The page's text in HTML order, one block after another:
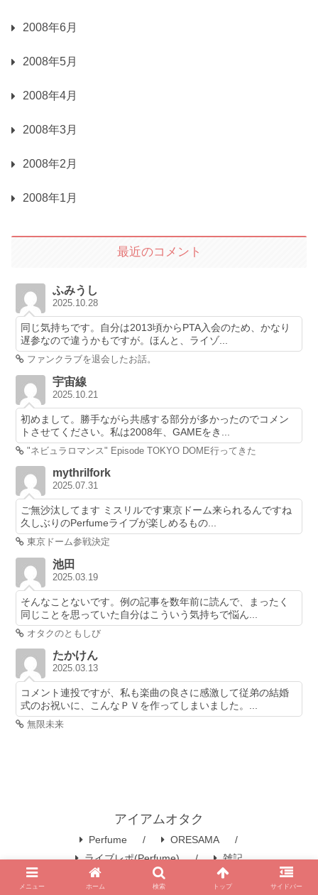
2008年6月
2008年5月
2008年4月
2008年3月
2008年2月
2008年1月
最近のコメント
ふみうし
2025.10.28
同じ気持ちです。自分は2013頃からPTA入会のため、かなり
遅参なので違うかもですが。ほんと、ライゾ...
ファンクラブを退会したお話。
宇宙線
2025.10.21
初めまして。勝手ながら共感する部分が多かったのでコメン
トさせてください。私は2008年、GAMEをき...
"ネビュラロマンス" Episode TOKYO DOME行ってきた
mythrilfork
2025.07.31
ご無沙汰してます ミスリルです東京ドーム来られるんですね
久しぶりのPerfumeライブが楽しめるもの...
東京ドーム参戦決定
池田
2025.03.19
そんなことないです。例の記事を数年前に読んで、まったく
同じことを思っていた自分はこういう気持ちで悩ん...
オタクのともしび
たかけん
2025.03.13
コメント連投ですが、私も楽曲の良さに感激して従弟の結婚
式のお祝いに、こんなＰＶを作ってしまいました。...
無限未来
アイアムオタク
Perfume
ORESAMA
ライブレポ(Perfume)
雑記
© 2008 アイアムオタク.
メニュー ホーム 検索 トップ サイドバー